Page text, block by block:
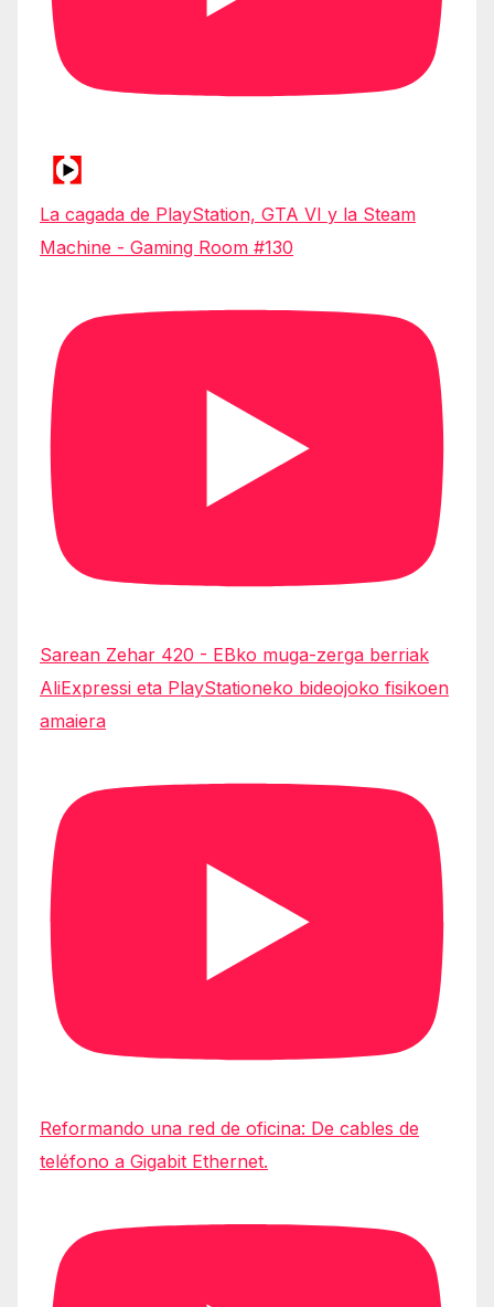
La cagada de PlayStation, GTA VI y la Steam
Machine - Gaming Room #130
Sarean Zehar 420 - EBko muga-zerga berriak
AliExpressi eta PlayStationeko bideojoko fisikoen
amaiera
Reformando una red de oficina: De cables de
teléfono a Gigabit Ethernet.